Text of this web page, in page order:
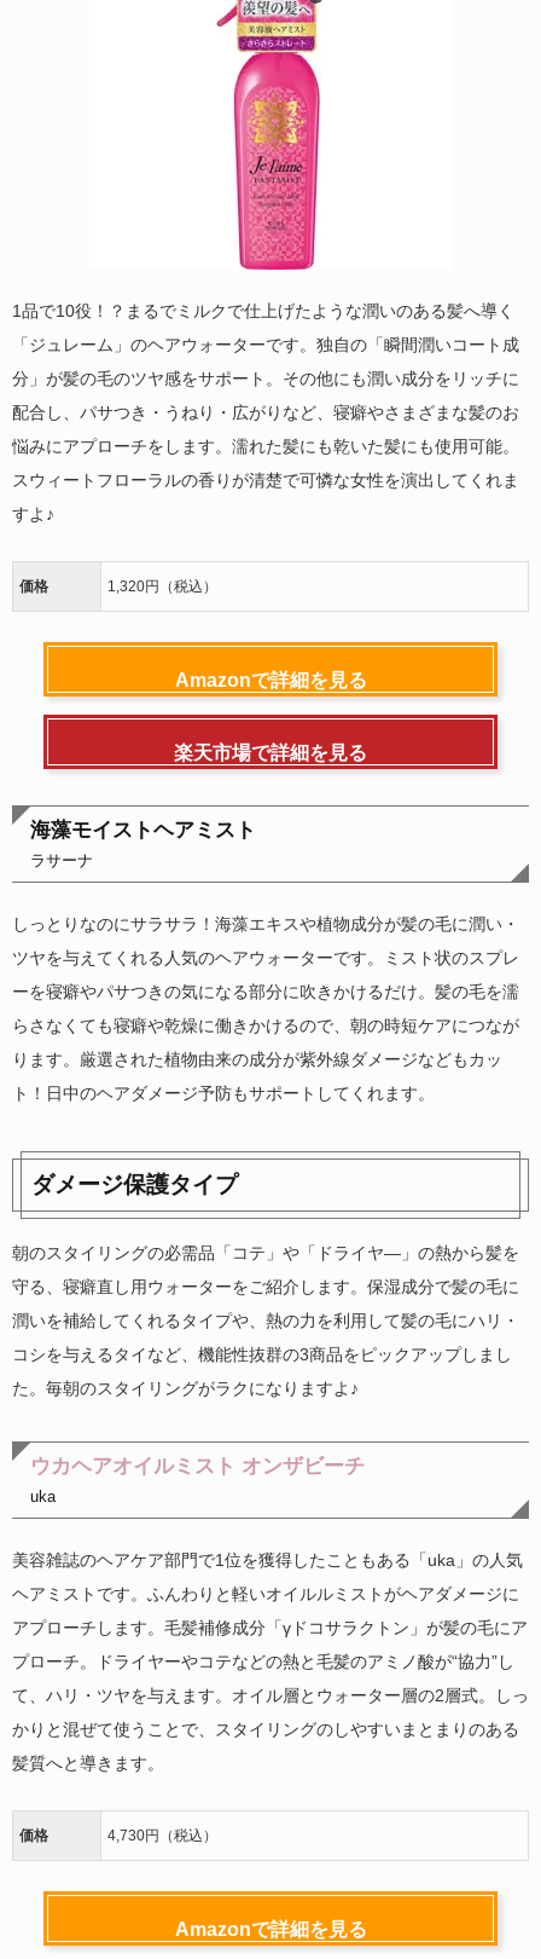
1品で10役！？まるでミルクで仕上げたような潤いのある髪へ導く
「ジュレーム」のヘアウォーターです。独自の「瞬間潤いコート成
分」が髪の毛のツヤ感をサポート。その他にも潤い成分をリッチに
配合し、パサつき・うねり・広がりなど、寝癖やさまざまな髪のお
悩みにアプローチをします。濡れた髪にも乾いた髪にも使用可能。
スウィートフローラルの香りが清楚で可憐な女性を演出してくれま
すよ♪
価格 1,320円（税込）
Amazonで詳細を見る
楽天市場で詳細を見る
海藻モイストヘアミスト
ラサーナ
しっとりなのにサラサラ！海藻エキスや植物成分が髪の毛に潤い・
ツヤを与えてくれる人気のヘアウォーターです。ミスト状のスプレ
ーを寝癖やパサつきの気になる部分に吹きかけるだけ。髪の毛を濡
らさなくても寝癖や乾燥に働きかけるので、朝の時短ケアにつなが
ります。厳選された植物由来の成分が紫外線ダメージなどもカッ
ト！日中のヘアダメージ予防もサポートしてくれます。
ダメージ保護タイプ
朝のスタイリングの必需品「コテ」や「ドライヤ―」の熱から髪を
守る、寝癖直し用ウォーターをご紹介します。保湿成分で髪の毛に
潤いを補給してくれるタイプや、熱の力を利用して髪の毛にハリ・
コシを与えるタイなど、機能性抜群の3商品をピックアップしまし
た。毎朝のスタイリングがラクになりますよ♪
ウカヘアオイルミスト オンザビーチ
uka
美容雑誌のヘアケア部門で1位を獲得したこともある「uka」の人気
ヘアミストです。ふんわりと軽いオイルルミストがヘアダメージに
アプローチします。毛髪補修成分「γドコサラクトン」が髪の毛にア
プローチ。ドライヤーやコテなどの熱と毛髪のアミノ酸が“協力”し
て、ハリ・ツヤを与えます。オイル層とウォーター層の2層式。しっ
かりと混ぜて使うことで、スタイリングのしやすいまとまりのある
髪質へと導きます。
価格 4,730円（税込）
Amazonで詳細を見る